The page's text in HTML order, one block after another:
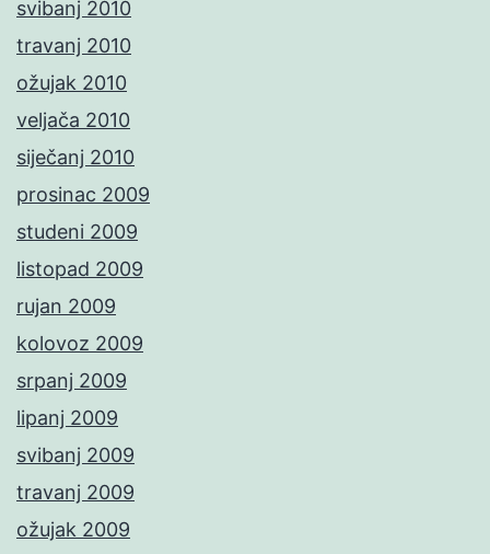
svibanj 2010
travanj 2010
ožujak 2010
veljača 2010
siječanj 2010
prosinac 2009
studeni 2009
listopad 2009
rujan 2009
kolovoz 2009
srpanj 2009
lipanj 2009
svibanj 2009
travanj 2009
ožujak 2009